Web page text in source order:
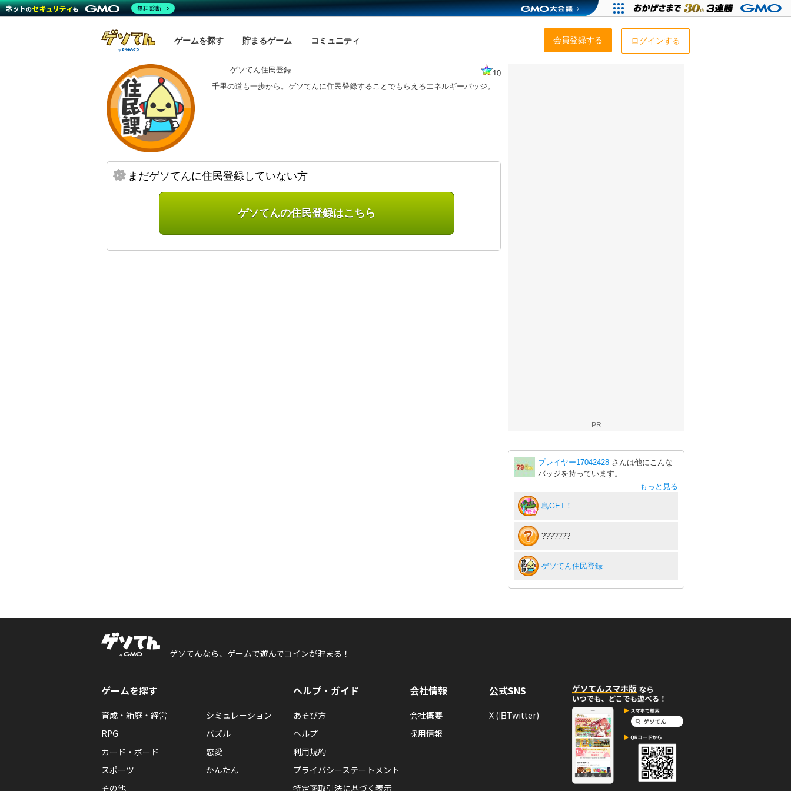
ゲームを探す 貯まるゲーム コミュニティ 会員登録する ログインする
ゲソてん住民登録
10
千里の道も一歩から。ゲソてんに住民登録することでもらえるエネルギーバッジ。
まだゲソてんに住民登録していない方
ゲソてんの住民登録はこちら
PR
プレイヤー17042428 さんは他にこんな
バッジを持っています。
もっと見る
島GET！
???????
ゲソてん住民登録
ゲソてんなら、ゲームで遊んでコインが貯まる！
ゲームを探す
育成・箱庭・経営
シミュレーション
RPG
パズル
カード・ボード
恋愛
スポーツ
かんたん
その他
ヘルプ・ガイド
あそび方
ヘルプ
利用規約
プライバシーステートメント
特定商取引法に基づく表示
会社情報
会社概要
採用情報
公式SNS
X (旧Twitter)
無料診断